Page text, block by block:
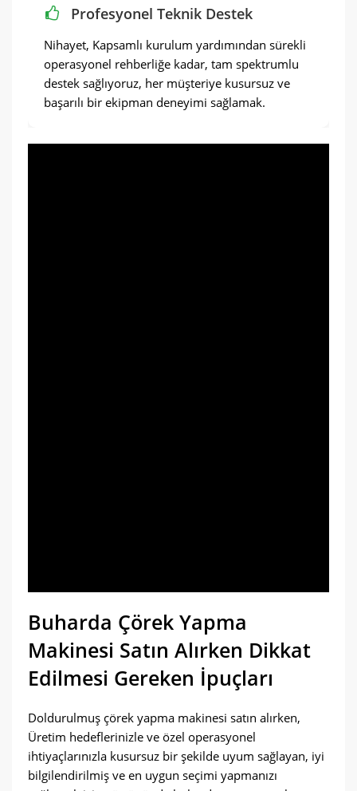
Profesyonel Teknik Destek
Nihayet, Kapsamlı kurulum yardımından sürekli
operasyonel rehberliğe kadar, tam spektrumlu
destek sağlıyoruz, her müşteriye kusursuz ve
başarılı bir ekipman deneyimi sağlamak.
Buharda Çörek Yapma
Makinesi Satın Alırken Dikkat
Edilmesi Gereken İpuçları
Doldurulmuş çörek yapma makinesi satın alırken,
Üretim hedeflerinizle ve özel operasyonel
ihtiyaçlarınızla kusursuz bir şekilde uyum sağlayan, iyi
bilgilendirilmiş ve en uygun seçimi yapmanızı